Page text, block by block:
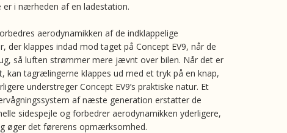
er i nærheden af en ladestation.
aerodynamikken af de indklappelige
der klappes indad mod taget på Concept EV9, når de
så luften strømmer mere jævnt over bilen. Når det er
kan tagrælingerne klappes ud med et tryk på en knap,
understreger Concept EV9’s praktiske natur. Et
af næste generation erstatter de
sidespejle og forbedrer aerodynamikken yderligere,
øger det førerens opmærksomhed.